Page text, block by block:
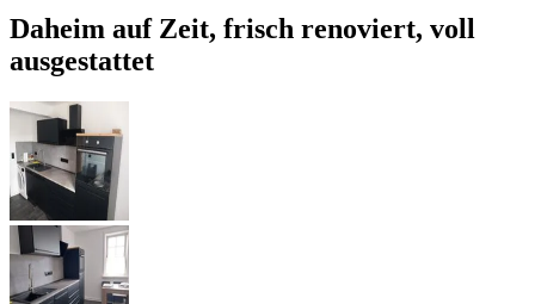
Daheim auf Zeit, frisch renoviert, voll
ausgestattet